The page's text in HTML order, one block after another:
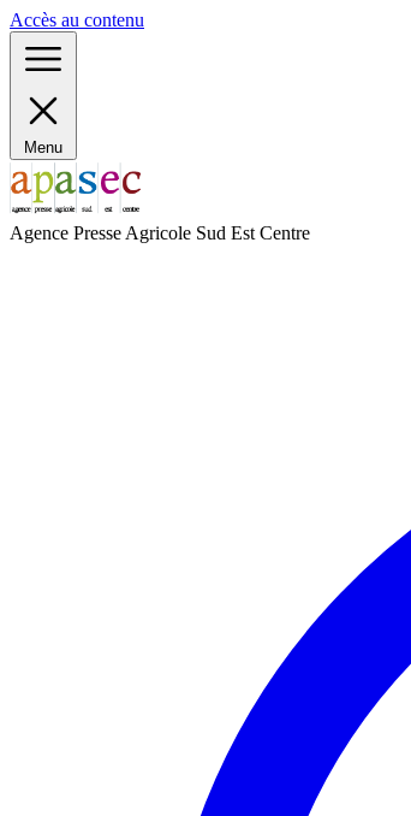
Accès au contenu
Menu
Agence Presse Agricole Sud Est Centre
Panneau de gestion des cookies